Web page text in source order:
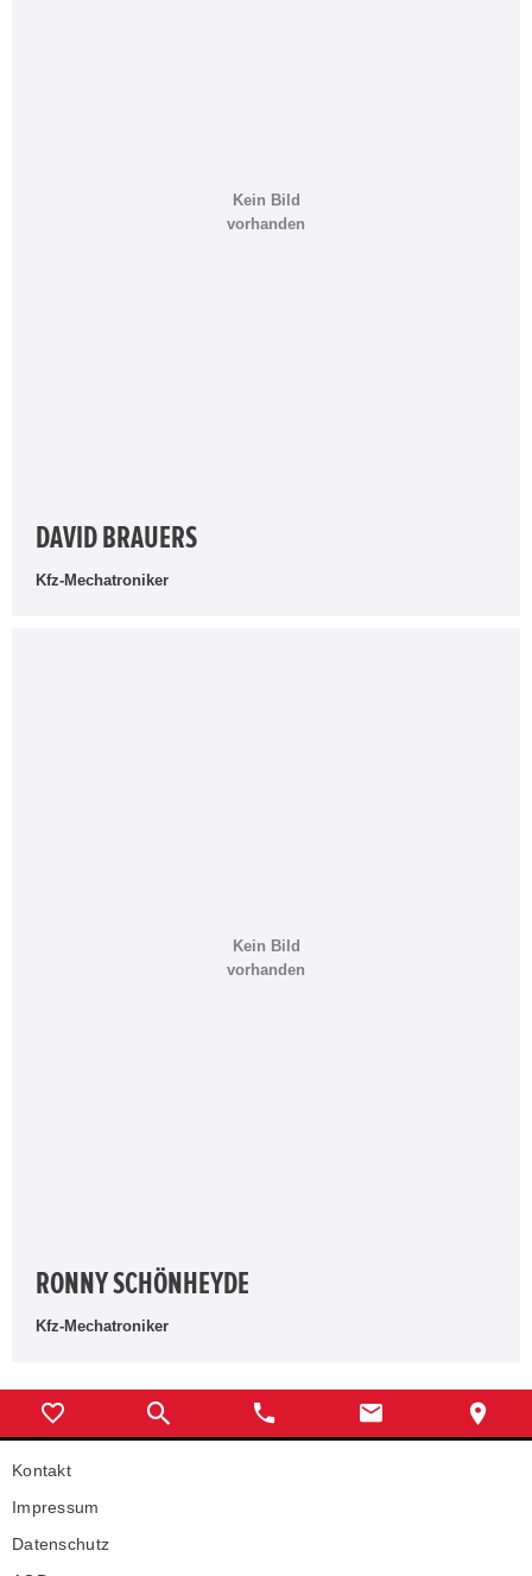
Kein Bild
vorhanden
DAVID BRAUERS
Kfz-Mechatroniker
Kein Bild
vorhanden
RONNY SCHÖNHEYDE
Kfz-Mechatroniker
Kontakt
Impressum
Datenschutz